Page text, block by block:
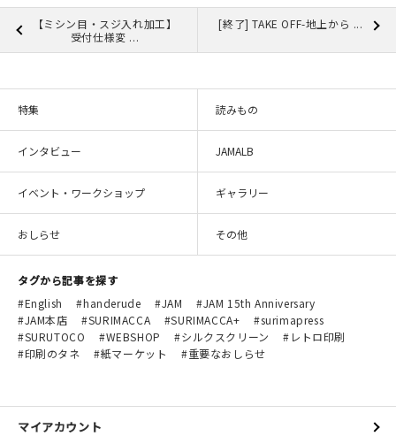
お問い合わせ
【ミシン目・スジ入れ加工】
受付仕様変 ...
[終了] TAKE OFF-地上から ...
特集 読みもの
インタビュー JAMALB
イベント・ワークショップ ギャラリー
おしらせ その他
タグから記事を探す
English
handerude JAM
JAM 15th Anniversary
JAM本店
SURIMACCA SURIMACCA+
surimapress
SURUTOCO
WEBSHOP シルクスクリーン
レトロ印刷
印刷のタネ
紙マーケット 重要なおしらせ
マイアカウント